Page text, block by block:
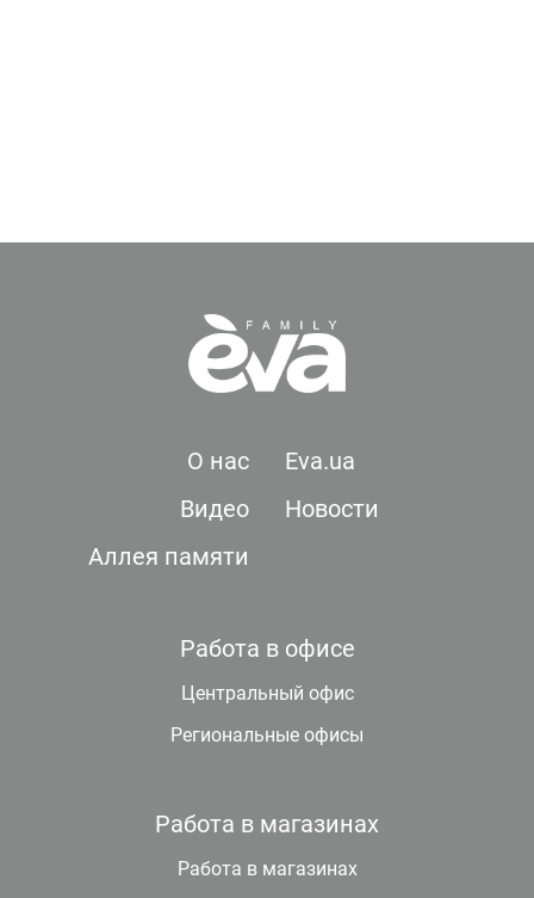
О нас
Eva.ua
Видео
Новости
Аллея памяти
Работа в офисе
Центральный офис
Региональные офисы
Работа в магазинах
Работа в магазинах